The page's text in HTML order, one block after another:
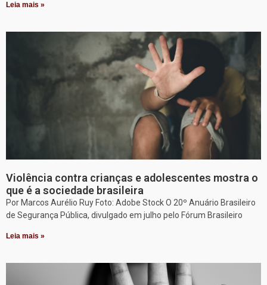
Leia mais »
Violência contra crianças e adolescentes mostra o
que é a sociedade brasileira
Por Marcos Aurélio Ruy Foto: Adobe Stock O 20º Anuário Brasileiro
de Segurança Pública, divulgado em julho pelo Fórum Brasileiro
Leia mais »